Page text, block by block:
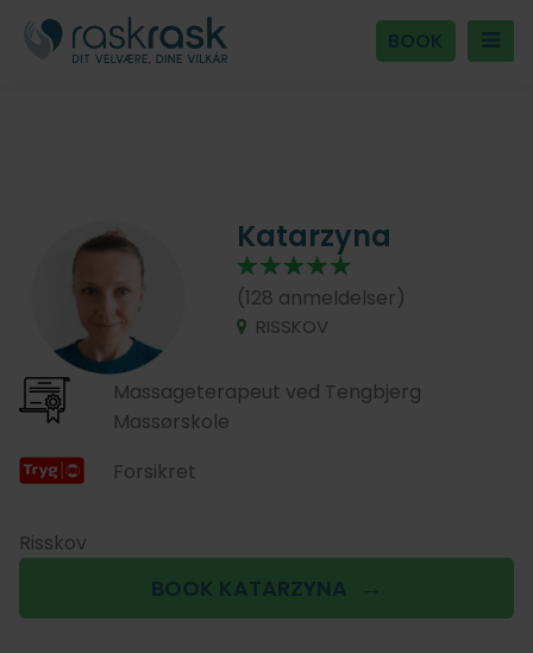
BOOK
Katarzyna
(128 anmeldelser)
RISSKOV
Massageterapeut ved Tengbjerg
Massørskole
Forsikret
Risskov
BOOK KATARZYNA